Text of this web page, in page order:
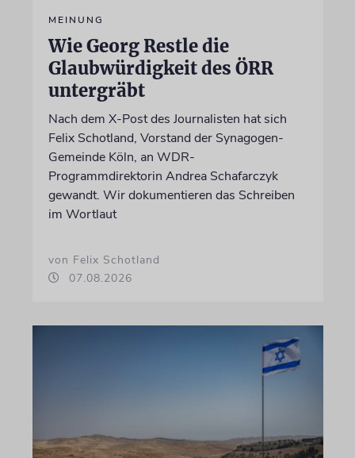
MEINUNG
Wie Georg Restle die
Glaubwürdigkeit des ÖRR
untergräbt
Nach dem X-Post des Journalisten hat sich
Felix Schotland, Vorstand der Synagogen-
Gemeinde Köln, an WDR-
Programmdirektorin Andrea Schafarczyk
gewandt. Wir dokumentieren das Schreiben
im Wortlaut
von Felix Schotland
07.08.2026